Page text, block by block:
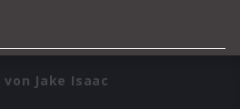
von Jake Isaac